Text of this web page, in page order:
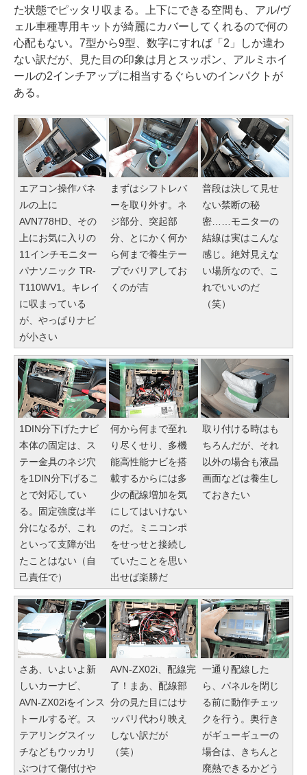
た状態でピッタリ収まる。上下にできる空間も、アル/ヴ
ェル車種専用キットが綺麗にカバーしてくれるので何の
心配もない。7型から9型、数字にすれば「2」しか違わ
ない訳だが、見た目の印象は月とスッポン、アルミホイ
ールの2インチアップに相当するぐらいのインパクトが
ある。
エアコン操作パネ
ルの上に
AVN778HD、その
上にお気に入りの
11インチモニター
パナソニック TR-
T110WV1。キレイ
に収まっている
が、やっぱりナビ
が小さい
まずはシフトレバ
ーを取り外す。ネ
ジ部分、突起部
分、とにかく何か
ら何まで養生テー
プでバリアしてお
くのが吉
普段は決して見せ
ない禁断の秘
密……モニターの
結線は実はこんな
感じ。絶対見えな
い場所なので、こ
れでいいのだ
（笑）
1DIN分下げたナビ
本体の固定は、ス
テー金具のネジ穴
を1DIN分下げるこ
とで対応してい
る。固定強度は半
分になるが、これ
といって支障が出
たことはない（自
己責任で）
何から何まで至れ
り尽くせり、多機
能高性能ナビを搭
載するからには多
少の配線増加を気
にしてはいけない
のだ。ミニコンポ
をせっせと接続し
ていたことを思い
出せば楽勝だ
取り付ける時はも
ちろんだが、それ
以外の場合も液晶
画面などは養生し
ておきたい
さあ、いよいよ新
しいカーナビ、
AVN-ZX02iをインス
トールするぞ。ス
テアリングスイッ
チなどもウッカリ
ぶつけて傷付けや
AVN-ZX02i、配線完
了！まあ、配線部
分の見た目にはサ
ッパリ代わり映え
しない訳だが
（笑）
一通り配線した
ら、パネルを閉じ
る前に動作チェッ
クを行う。奥行き
がギューギューの
場合は、きちんと
廃熱できるかどう